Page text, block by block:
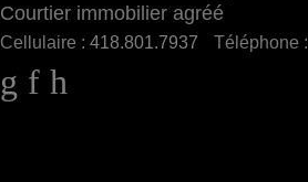
Courtier immobilier agréé
Cellulaire : 418.801.7937 Téléphone :